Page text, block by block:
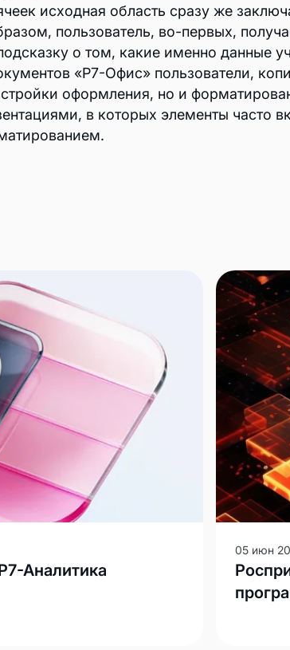
исходная область сразу же
пользователь, во-первых,
о том, какие именно данные
«Р7-Офис» пользователи,
оформления, но и
в которых элементы часто
Аналитика
05 июн